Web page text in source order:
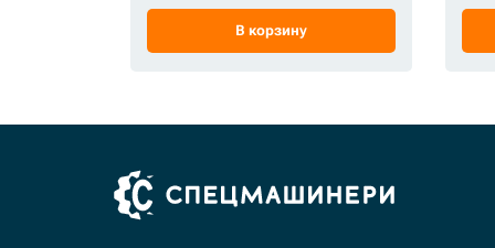
В корзину